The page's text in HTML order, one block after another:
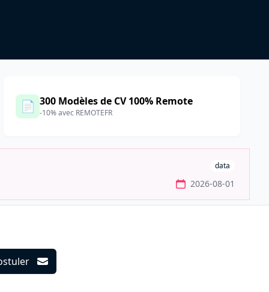
📄 300 Modèles de CV 100% Remote
-10% avec REMOTEFR
data
2026-08-01